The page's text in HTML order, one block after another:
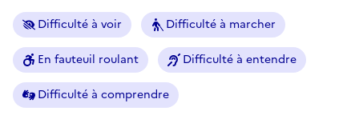
Difficulté à voir Difficulté à marcher
En fauteuil roulant Difficulté à entendre
Difficulté à comprendre